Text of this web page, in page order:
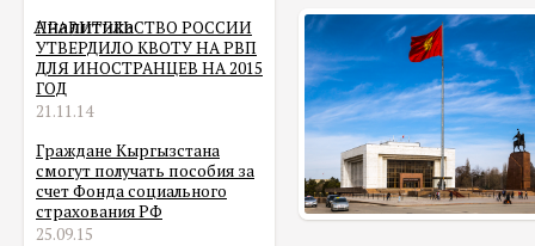
Аналитика
ПРАВИТЕЛЬСТВО РОССИИ
УТВЕРДИЛО КВОТУ НА РВП
ДЛЯ ИНОСТРАНЦЕВ НА 2015
ГОД
21.11.14
Граждане Кыргызстана
смогут получать пособия за
счет Фонда социального
страхования РФ
25.09.15